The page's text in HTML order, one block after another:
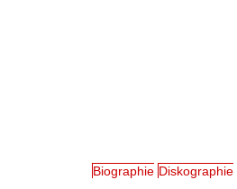
Biographie Diskographie